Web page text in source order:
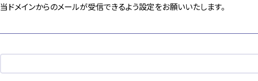
当ドメインからのメールが受信できるよう設定をお願いいたします。